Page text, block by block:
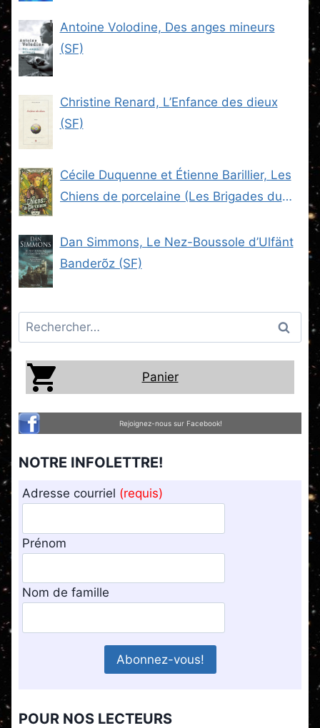
Antoine Volodine, Des anges mineurs
(SF)
Christine Renard, L’Enfance des dieux
(SF)
Cécile Duquenne et Étienne Barillier, Les
Chiens de porcelaine (Les Brigades du
Dan Simmons, Le Nez-Boussole d’Ulfänt
Banderõz (SF)
Rechercher :
Panier
Rejoignez-nous sur Facebook!
NOTRE INFOLETTRE!
Adresse courriel (requis)
Prénom
Nom de famille
POUR NOS LECTEURS